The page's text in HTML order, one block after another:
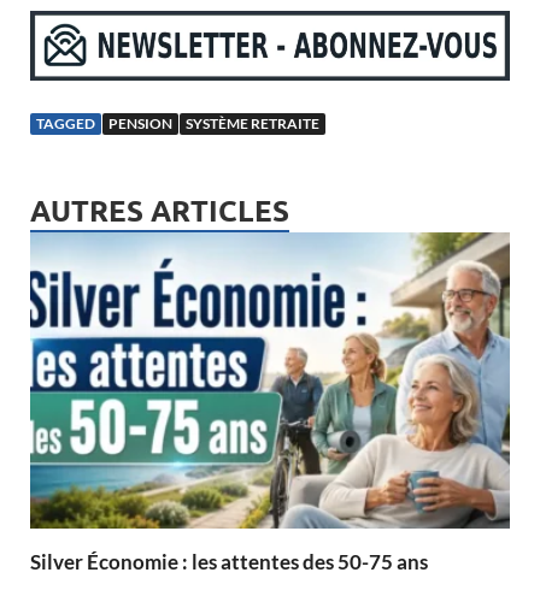
TAGGED PENSION SYSTÈME RETRAITE
AUTRES ARTICLES
Silver Économie : les attentes des 50-75 ans